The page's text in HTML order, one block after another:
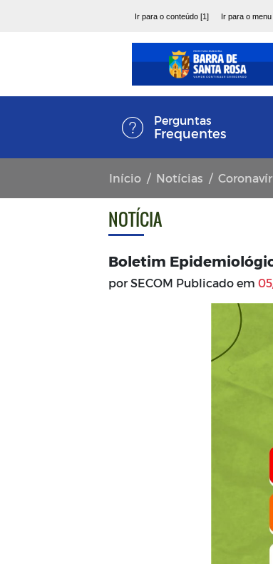
Ir para o conteúdo [1] Ir para o menu
Perguntas
Frequentes
Início Notícias
NOTÍCIA
Boletim
por SECOM Publicado em